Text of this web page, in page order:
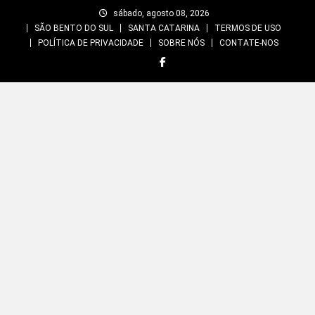
sábado, agosto 08, 2026
SÃO BENTO DO SUL
SANTA CATARINA
TERMOS DE USO
POLÍTICA DE PRIVACIDADE
SOBRE NÓS CONTATE-NOS